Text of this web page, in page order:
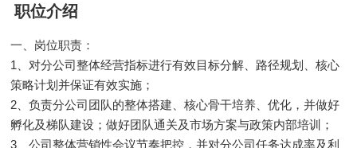
职位介绍
一、岗位职责：
1、对分公司整体经营指标进行有效目标分解、路径规划、核心
策略计划并保证有效实施；
2、负责分公司团队的整体搭建、核心骨干培养、优化，并做好
孵化及梯队建设；做好团队通关及市场方案与政策内部培训；
3、公司整体营销性会议节奏把控，并对分公司任务达成率及利